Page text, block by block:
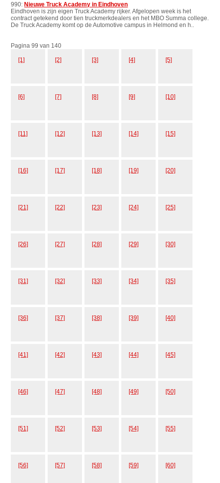
990:Nieuwe Truck Academy in Eindhoven
Eindhoven is zijn eigen Truck Academy rijker. Afgelopen week is het
contract getekend door tien truckmerkdealers en het MBO Summa college.
De Truck Academy komt op de Automotive campus in Helmond en h..
Pagina 99 van 140
[1] [2] [3] [4] [5]
[6] [7] [8] [9] [10]
[11] [12] [13] [14] [15]
[16] [17] [18] [19] [20]
[21] [22] [23] [24] [25]
[26] [27] [28] [29] [30]
[31] [32] [33] [34] [35]
[36] [37] [38] [39] [40]
[41] [42] [43] [44] [45]
[46] [47] [48] [49] [50]
[51] [52] [53] [54] [55]
[56] [57] [58] [59] [60]